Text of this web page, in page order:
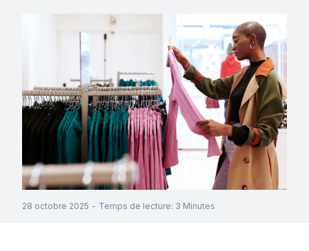
28 octobre 2025 - Temps de lecture: 3 Minutes